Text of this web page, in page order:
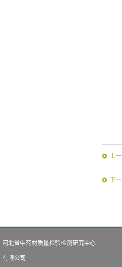
上一
下
河北省中药材质量检验检测研究中心
有限公司